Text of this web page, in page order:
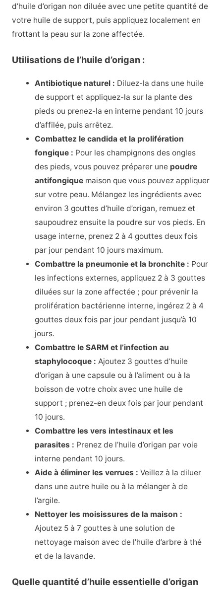
d’huile d’origan non diluée avec une petite quantité de
votre huile de support, puis appliquez localement en
frottant la peau sur la zone affectée.
Utilisations de l’huile d’origan :
Antibiotique naturel : Diluez-la dans une huile
de support et appliquez-la sur la plante des
pieds ou prenez-la en interne pendant 10 jours
d’affilée, puis arrêtez.
Combattez le candida et la prolifération
fongique : Pour les champignons des ongles
des pieds, vous pouvez préparer une poudre
antifongique maison que vous pouvez appliquer
sur votre peau. Mélangez les ingrédients avec
environ 3 gouttes d’huile d’origan, remuez et
saupoudrez ensuite la poudre sur vos pieds. En
usage interne, prenez 2 à 4 gouttes deux fois
par jour pendant 10 jours maximum.
Combattre la pneumonie et la bronchite : Pour
les infections externes, appliquez 2 à 3 gouttes
diluées sur la zone affectée ; pour prévenir la
prolifération bactérienne interne, ingérez 2 à 4
gouttes deux fois par jour pendant jusqu’à 10
jours.
Combattre le SARM et l’infection au
staphylocoque : Ajoutez 3 gouttes d’huile
d’origan à une capsule ou à l’aliment ou à la
boisson de votre choix avec une huile de
support ; prenez-en deux fois par jour pendant
10 jours.
Combattre les vers intestinaux et les
parasites : Prenez de l’huile d’origan par voie
interne pendant 10 jours.
Aide à éliminer les verrues : Veillez à la diluer
dans une autre huile ou à la mélanger à de
l’argile.
Nettoyer les moisissures de la maison :
Ajoutez 5 à 7 gouttes à une solution de
nettoyage maison avec de l’huile d’arbre à thé
et de la lavande.
Quelle quantité d’huile essentielle d’origan